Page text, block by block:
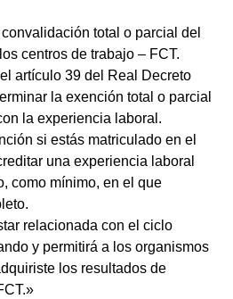
total o parcial del
centros de trabajo – FCT.
artículo 39 del Real Decreto
la exención total o parcial
la experiencia laboral.
si estás matriculado en el
una experiencia laboral
como mínimo, en el que
relacionada con el ciclo
y permitirá a los organismos
los resultados de